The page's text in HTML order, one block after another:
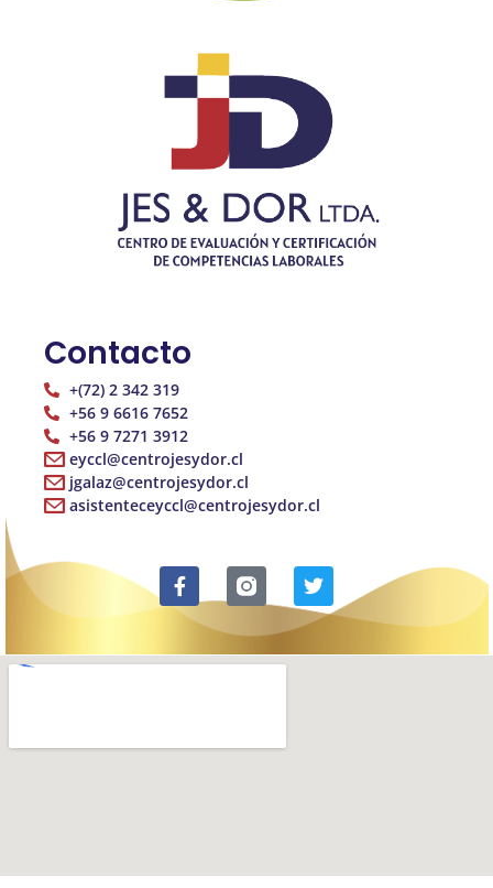
Contacto
+(72) 2 342 319
+56 9 6616 7652
+56 9 7271 3912
eyccl@centrojesydor.cl
jgalaz@centrojesydor.cl
asistenteceyccl@centrojesydor.cl